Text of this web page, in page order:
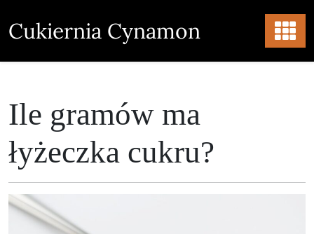
to
content
Cukiernia Cynamon
Ile gramów ma
łyżeczka cukru?